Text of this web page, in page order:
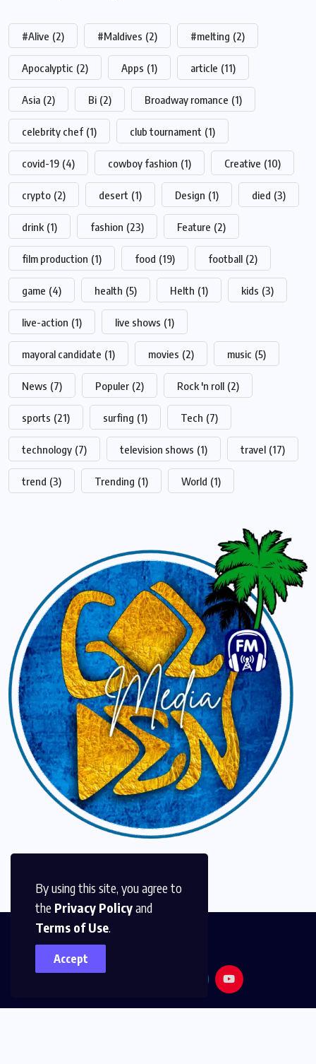
By using this site, you agree to
the Privacy Policyand
Terms of Use.
Accept
#Alive (2) #Maldives (2) #melting (2)
Apocalyptic (2) Apps (1) article (11)
Asia (2) Bi (2) Broadway romance (1)
celebrity chef (1) club tournament (1)
covid-19 (4) cowboy fashion (1) Creative (10)
crypto (2) desert (1) Design (1) died (3)
drink (1) fashion (23) Feature (2)
film production (1) food (19) football (2)
game (4) health (5) Helth (1) kids (3)
live-action (1) live shows (1)
mayoral candidate (1) movies (2) music (5)
News (7) Populer (2) Rock 'n roll (2)
sports (21) surfing (1) Tech (7)
technology (7) television shows (1) travel (17)
trend (3) Trending (1) World (1)